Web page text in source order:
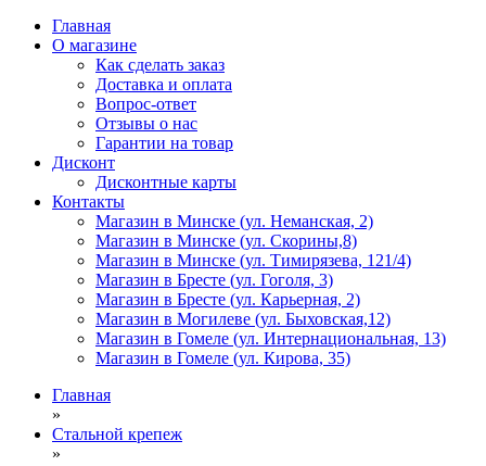
Главная
О магазине
Как сделать заказ
Доставка и оплата
Вопрос-ответ
Отзывы о нас
Гарантии на товар
Дисконт
Дисконтные карты
Контакты
Магазин в Минске (ул. Неманская, 2)
Магазин в Минске (ул. Скорины,8)
Магазин в Минске (ул. Тимирязева, 121/4)
Магазин в Бресте (ул. Гоголя, 3)
Магазин в Бресте (ул. Карьерная, 2)
Магазин в Могилеве (ул. Быховская,12)
Магазин в Гомеле (ул. Интернациональная, 13)
Магазин в Гомеле (ул. Кирова, 35)
Главная
»
Стальной крепеж
»